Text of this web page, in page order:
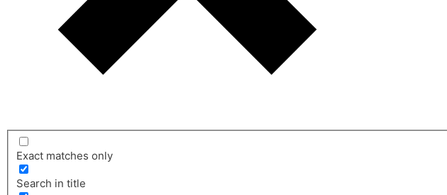
Exact matches only
Search in title